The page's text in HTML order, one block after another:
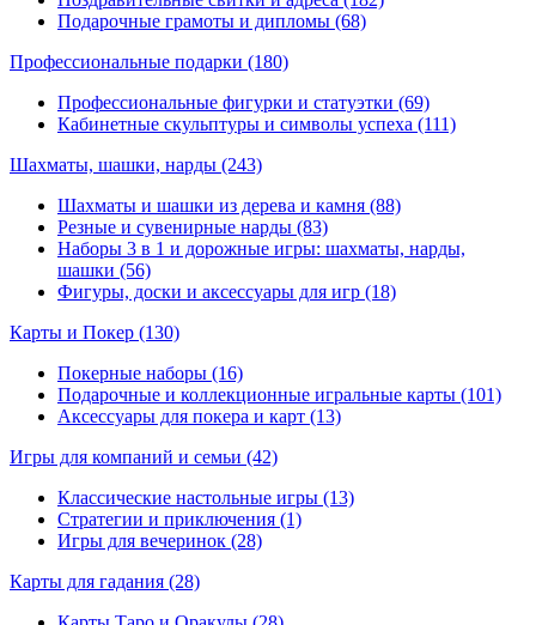
Подарочные грамоты и дипломы (68)
Профессиональные подарки (180)
Профессиональные фигурки и статуэтки (69)
Кабинетные скульптуры и символы успеха (111)
Шахматы, шашки, нарды (243)
Шахматы и шашки из дерева и камня (88)
Резные и сувенирные нарды (83)
Наборы 3 в 1 и дорожные игры: шахматы, нарды,
шашки (56)
Фигуры, доски и аксессуары для игр (18)
Карты и Покер (130)
Покерные наборы (16)
Подарочные и коллекционные игральные карты (101)
Аксессуары для покера и карт (13)
Игры для компаний и семьи (42)
Классические настольные игры (13)
Стратегии и приключения (1)
Игры для вечеринок (28)
Карты для гадания (28)